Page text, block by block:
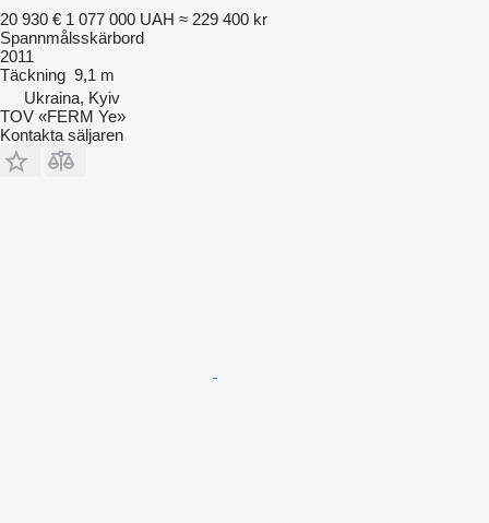
20 930 € 1 077 000 UAH ≈ 229 400 kr
Spannmålsskärbord
2011
Täckning 9,1 m
Ukraina, Kyiv
TOV «FERM Ye»
Kontakta säljaren